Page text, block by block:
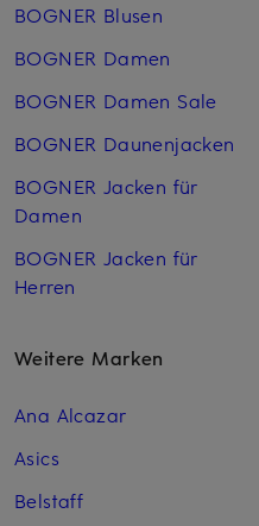
BOGNER Blusen
BOGNER Damen
BOGNER Damen Sale
BOGNER Daunenjacken
BOGNER Jacken für
Damen
BOGNER Jacken für
Herren
Weitere Marken
Ana Alcazar
Asics
Belstaff